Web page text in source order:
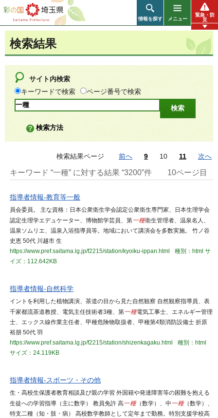
彩の国 埼玉県
情報を探す メニュー
緊急・防
災
検索結果
サイト内検索
キーワードで検索
ページ番号で検索
検索方法
検索結果ページ 前へ 9 10 11 次へ
キーワード “一種” に対する結果 “3200”件 10ページ目
指導者情報-教育等一般
員会委員。 主な資格：日本公衆衛生学会認定公衆衛生専門家、日本生理学会
認定生理学エデュケーター、博物館学芸員、第一種衛生管理者、温泉名人、
温泉ソムリエ、温泉入浴指導員等。地域において講演会を多数実施。 竹ノ谷
史恵 50代 川越市 生
https://www.pref.saitama.lg.jp/f2215/station/kyoiku-ippan.html
種別：html サ
イズ：112.642KB
指導者情報-自然科学
イントを利用した植物講演、茶道の目から見た自然観察 自然観察指導員、表
千家都流茶道教授、電気主任技術者3種、第一種電気工事士、エネルギー管理
士、エックス線作業主任者、甲種危険物取扱者、甲種第4類消防設備士 折原
裕朋 50代 羽
https://www.pref.saitama.lg.jp/f2215/station/shizenkagaku.html
種別：html
サイズ：24.119KB
指導者情報-スポーツ・その他
生・高校生保護者教育相談及び親の学習 外国籍や発達障害等の困難を抱える
生徒への学習指導（主に数学） 教員免許 高一種（数学）、中一種（数学）、
特支二種（知・肢・病） 高校数学教師として定年まで勤務。特別支援学校高